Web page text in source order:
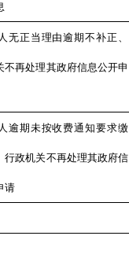
无正当理由逾期不补正、
不再处理其政府信息公开申
逾期未按收费通知要求缴
行政机关不再处理其政府信
请